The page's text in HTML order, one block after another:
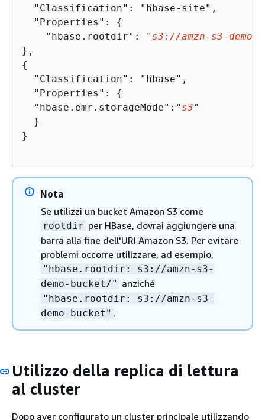
  "Classification": "hbase-site",
  "Properties":
{
    "hbase.rootdir": "
s3://amzn-s3-
{
  "Classification": "hbase",
  "Properties":
{
  "hbase.emr.storageMode":"
s3"
  }
}
Nota
Se utilizzi un bucket Amazon S3 come
rootdir per HBase, dovrai aggiungere una
barra alla fine dell'URI Amazon S3. Per evitare
problemi occorre utilizzare, ad esempio,
"hbase.rootdir: s3://amzn-s3-
demo-bucket/" anziché
"hbase.rootdir: s3://amzn-s3-
demo-bucket" .
Utilizzo della replica di lettura
al cluster
Dopo aver configurato un cluster principale utilizzando